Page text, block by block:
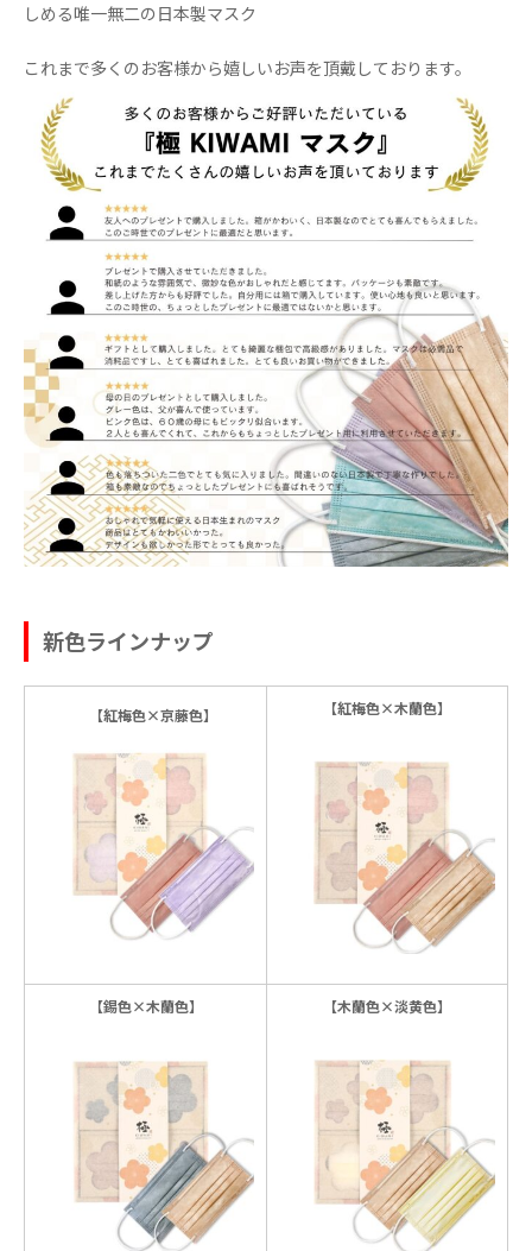
しめる唯一無二の日本製マスク
これまで多くのお客様から嬉しいお声を頂戴しております。
新色ラインナップ
【紅梅色×京藤色】 【紅梅色×木蘭色】
【錫色×木蘭色】 【木蘭色×淡黄色】